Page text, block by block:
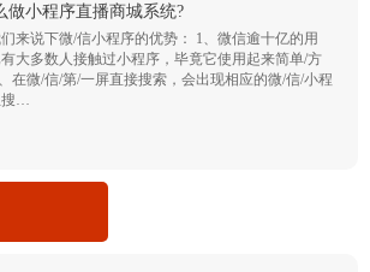
做小程序直播商城系统?
来说下微/信小程序的优势： 1、微信逾十亿的用
有大多数人接触过小程序，毕竟它使用起来简单/方
在微/信/第/一屏直接搜索，会出现相应的微/信/小程
搜…